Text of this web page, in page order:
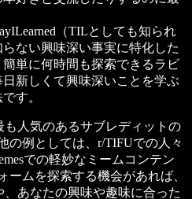
（TILとしても知られ
ない興味深い事実に特化した
単に何時間も探索できるラビ
新しくて興味深いことを学ぶ
す。
も人気のあるサブレディットの
の例としては、r/TIFUでの人々
での軽妙なミームコンテン
ームを探索する機会があれば、
あなたの興味や趣味に合った